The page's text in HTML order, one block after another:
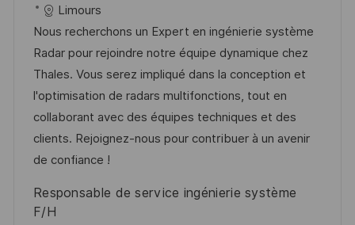
c
a
l
i
s
a
t
i
n
e
d
’
a
f
f
h
é
f
é
r
e
n
c
e
u
t
é
g
o
r
i
Limours
Nous recherchons un Expert en ingénierie système
Radar pour rejoindre notre équipe dynamique chez
Thales. Vous serez impliqué dans la conception et
l'optimisation de radars multifonctions, tout en
collaborant avec des équipes techniques et des
clients. Rejoignez-nous pour contribuer à un avenir
de confiance !
Responsable de service ingénierie système
F/H